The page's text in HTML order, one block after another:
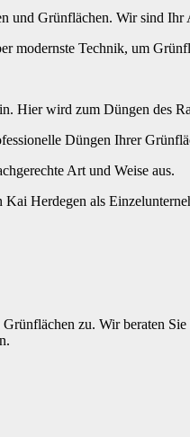
und Grünflächen. Wir sind
modernste Technik, um
wird zum Düngen des
Düngen Ihrer
Art und Weise aus.
Herdegen als
zu. Wir beraten